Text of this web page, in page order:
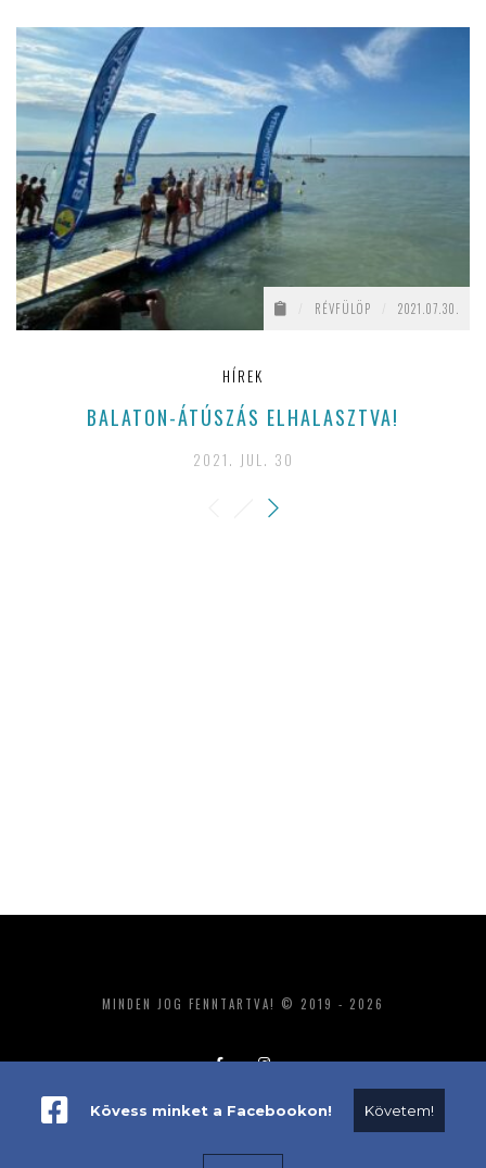
RÉVFÜLÖP 2021.07.30.
HÍREK
BALATON-ÁTÚSZÁS ELHALASZTVA!
2021. JUL. 30
MINDEN JOG FENNTARTVA! © 2019 - 2026
ADATKEZELÉS IMPRESSZUM MÉDIAAJÁNLAT
Kövess minket a Facebookon! Követem!